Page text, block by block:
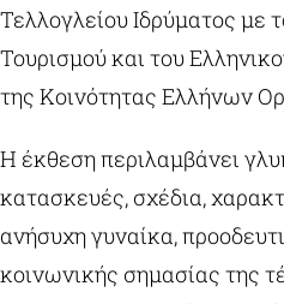
Τελλογλείου Ιδρύματος με
Τουρισμού και του
της Κοινότητας Ελλήνων
Η έκθεση περιλαμβάνει
κατασκευές, σχέδια,
ανήσυχη γυναίκα,
κοινωνικής σημασίας της